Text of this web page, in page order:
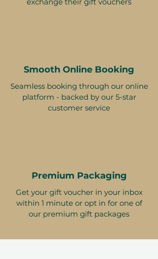
exchange their gift vouchers
Smooth Online Booking
Seamless booking through our online
platform - backed by our 5-star
customer service
Premium Packaging
Get your gift voucher in your inbox
within 1 minute or opt in for one of
our premium gift packages